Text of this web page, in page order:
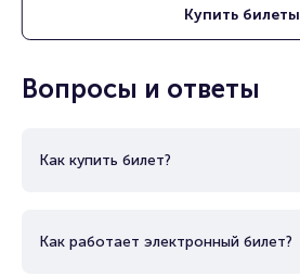
Купить билеты
Вопросы и ответы
Как купить билет?
Как работает электронный билет?